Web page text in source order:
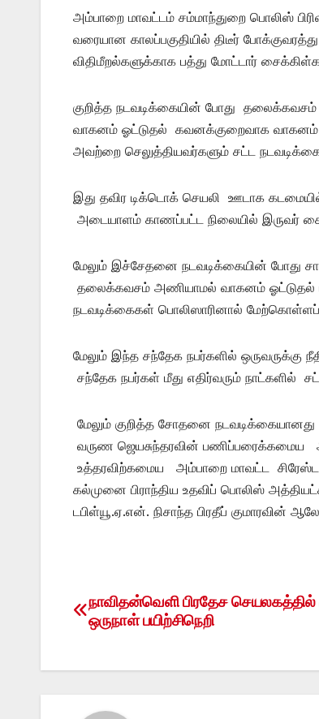
அம்பாறை மாவட்டம் சம்மாந்துறை பொலிஸ்
வரையான காலப்பகுதியில் திடீர்
விதிமீறல்களுக்காக பத்து மோட்டார்
குறித்த நடவடிக்கையின் போது
வாகனம் ஓட்டுதல் கவனக்குறைவாக வாகனம்
அவற்றை செலுத்தியவர்களும் சட்ட
இது தவிர டிக்டொக் செயலி ஊடாக
அடையாளம் காணப்பட்ட நிலையில் இருவர்
மேலும் இச்சேதனை நடவடிக்கையின் போது
தலைக்கவசம் அணியாமல் வாகனம் ஓட்டுதல்
நடவடிக்கைகள் பொலிஸாரினால்
மேலும் இந்த சந்தேக நபர்களில் ஒருவருக்கு
சந்தேக நபர்கள் மீது எதிர்வரும் நாட்களில்
மேலும் குறித்த சோதனை நடவடிக்கையானது
வருண ஜெயசுந்தரவின் பணிப்பரைக்கமைய
உத்தரவிற்கமைய அம்பாறை மாவட்ட சிரேஸ்ட
கல்முனை பிராந்திய உதவிப் பொலிஸ்
டபிள்யூ.ஏ.என். நிசாந்த பிரதீப் குமாரவின்
Post
navigation
நாவிதன்வெளி பிரதேச செயலகத்தில்
ஒருநாள் பயிற்சிநெறி